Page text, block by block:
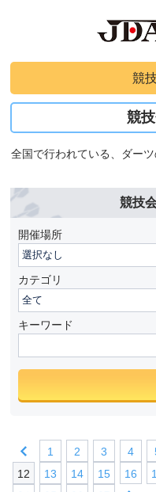
競
競
全国で行われている、ダー
競技
開催場所
カテゴリ
キーワード
1 2 3 4
12
13 14 15 16